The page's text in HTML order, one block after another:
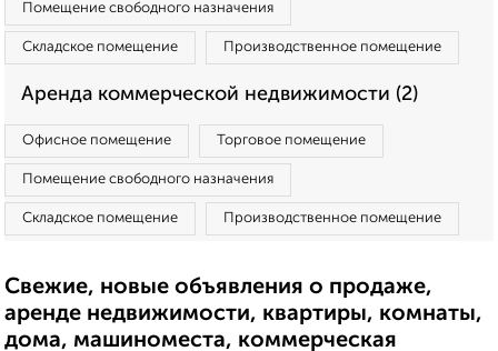
Помещение свободного назначения
Складское помещение Производственное помещение
Аренда коммерческой недвижимости (2)
Офисное помещение Торговое помещение
Помещение свободного назначения
Складское помещение Производственное помещение
Свежие, новые объявления о продаже,
аренде недвижимости, квартиры, комнаты,
дома, машиноместа, коммерческая